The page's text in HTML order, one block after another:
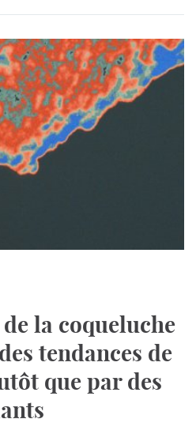
la coqueluche
tendances de
que par des